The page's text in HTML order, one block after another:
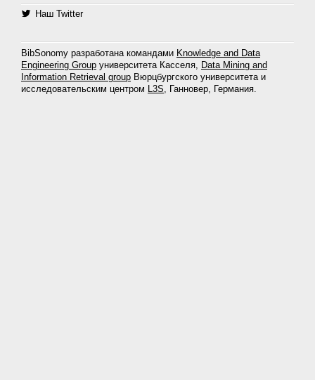
Наш Twitter
BibSonomy разработана командами Knowledge and Data
Engineering Group университета Касселя, Data Mining and
Information Retrieval group Вюрцбургского университета и
исследовательским центром L3S, Ганновер, Германия.